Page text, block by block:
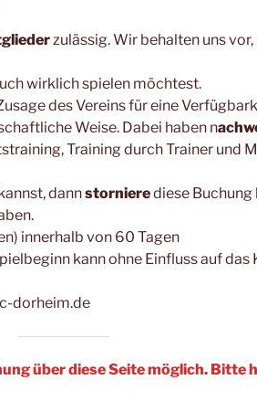
zulässig. Wir behalten uns
wirklich spielen möchtest.
des Vereins für eine
Weise. Dabei haben n
Training durch Trainer und
dannstornierediese
innerhalb von 60 Tagen
kann ohne Einfluss auf das
dorheim.de
über diese Seite möglich. Bitte